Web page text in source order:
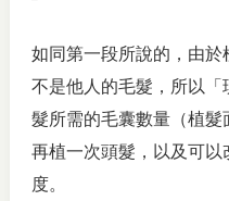
如同第一段所說的，由
不是他人的毛髮，所以
髮所需的毛囊數量（植
再植一次頭髮，以及可
度。